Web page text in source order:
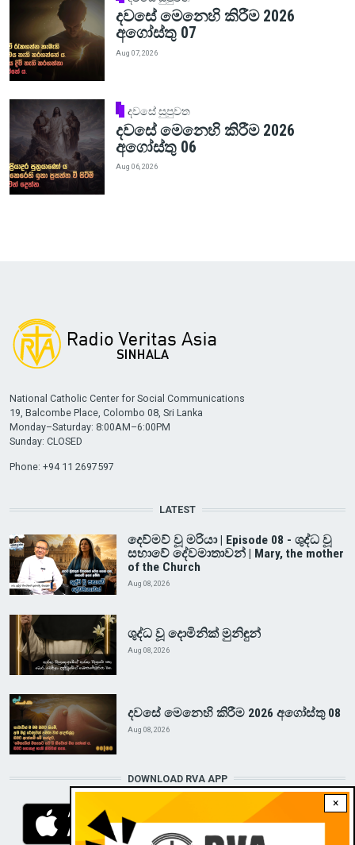
දවසේ මෙනෙහි කිරීම 2026
අගෝස්තු 07
Aug 07, 2026
දවසේ සුපුවත
දවසේ මෙනෙහි කිරීම 2026
අගෝස්තු 06
Aug 06, 2026
×
National Catholic Center for Social Communications
19, Balcombe Place, Colombo 08, Sri Lanka
Monday–Saturday: 8:00AM–6:00PM
Sunday: CLOSED
Phone: +94 11 2697597
LATEST
දෙව්මව් වූ මරියා | Episode 08 - ශුද්ධ වූ
සභාවේ දේවමාතාවන් | Mary, the mother
of the Church
Aug 08, 2026
ශුද්ධ වූ දොමිනික් මුනිඳුන්
Aug 08, 2026
දවසේ මෙනෙහි කිරීම 2026 අගෝස්තු 08
Aug 08, 2026
DOWNLOAD RVA APP